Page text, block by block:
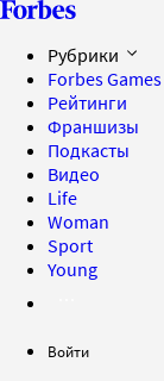
Рубрики
Forbes Games
Рейтинги
Франшизы
Подкасты
Видео
Life
Woman
Sport
Young
Войти